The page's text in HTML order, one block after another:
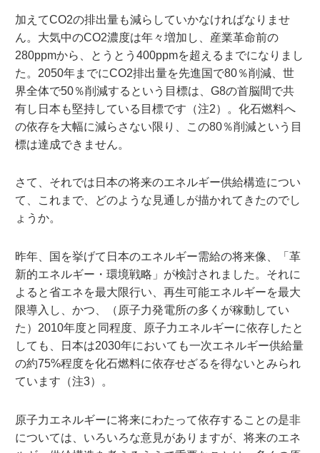
加えてCO2の排出量も減らしていかなければなりませ
ん。大気中のCO2濃度は年々増加し、産業革命前の
280ppmから、とうとう400ppmを超えるまでになりまし
た。2050年までにCO2排出量を先進国で80％削減、世
界全体で50％削減するという目標は、G8の首脳間で共
有し日本も堅持している目標です（注2）。化石燃料へ
の依存を大幅に減らさない限り、この80％削減という目
標は達成できません。
さて、それでは日本の将来のエネルギー供給構造につい
て、これまで、どのような見通しが描かれてきたのでし
ょうか。
昨年、国を挙げて日本のエネルギー需給の将来像、「革
新的エネルギー・環境戦略」が検討されました。それに
よると省エネを最大限行い、再生可能エネルギーを最大
限導入し、かつ、（原子力発電所の多くが稼動してい
た）2010年度と同程度、原子力エネルギーに依存したと
しても、日本は2030年においても一次エネルギー供給量
の約75%程度を化石燃料に依存せざるを得ないとみられ
ています（注3）。
原子力エネルギーに将来にわたって依存することの是非
については、いろいろな意見がありますが、将来のエネ